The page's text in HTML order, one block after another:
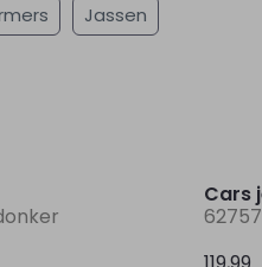
Jassen
Cars